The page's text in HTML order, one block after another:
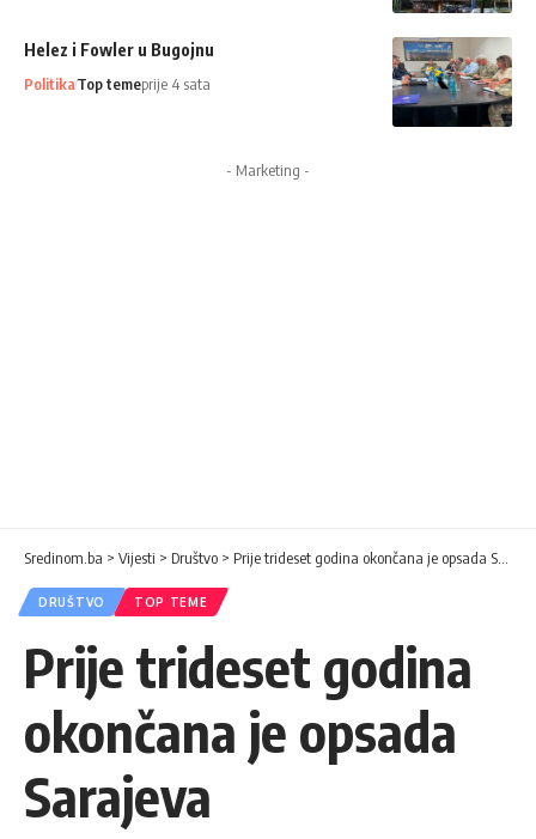
Helez i Fowler u Bugojnu
PolitikaTop temeprije 4 sata
- Marketing -
Sredinom.ba > Vijesti > Društvo > Prije trideset godina okončana je opsada Sarajeva
DRUŠTVO TOP TEME
Prije trideset godina
okončana je opsada
Sarajeva